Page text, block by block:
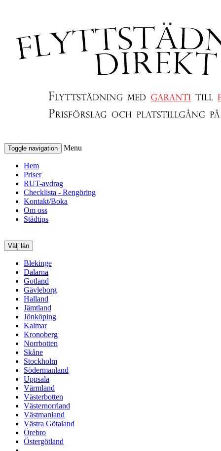
Toggle navigation Menu
Hem
Priser
RUT-avdrag
Checklista - Rengöring
Kontakt/Boka
Om oss
Städtips
Välj län
Blekinge
Dalarna
Gotland
Gävleborg
Halland
Jämtland
Jönköping
Kalmar
Kronoberg
Norrbotten
Skåne
Stockholm
Södermanland
Uppsala
Värmland
Västerbotten
Västernorrland
Västmanland
Västra Götaland
Örebro
Östergötland